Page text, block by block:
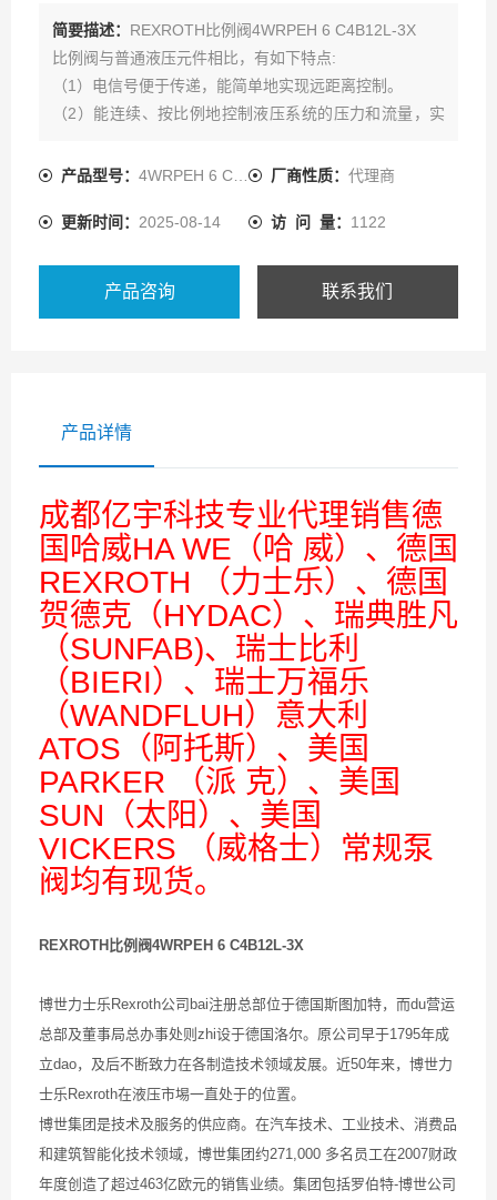
简要描述： REXROTH比例阀4WRPEH 6 C4B12L-3X
比例阀与普通液压元件相比，有如下特点:
（1）电信号便于传递，能简单地实现远距离控制。
（2）能连续、按比例地控制液压系统的压力和流量，实
变换时的冲击。
产品型号： 4WRPEH 6 C4B12L-3X/M/24F1 厂商性质： 代理商
更新时间： 2025-08-14 访 问 量： 1122
产品咨询 联系我们
产品详情
成都亿宇科技专业代理销售德
国哈威HA WE（哈 威）、德国
REXROTH （力士乐）、德国
贺德克（HYDAC）、瑞典胜凡
（SUNFAB)、瑞士比利
（BIERI）、瑞士万福乐
（WANDFLUH）意大利
ATOS（阿托斯）、美国
PARKER （派 克）、美国
SUN（太阳）、美国
VICKERS （威格士）常规泵
阀均有现货。
REXROTH比例阀4WRPEH 6 C4B12L-3X
博世力士乐Rexroth公司bai注册总部位于德国斯图加特，而du营运
总部及董事局总办事处则zhi设于德国洛尔。原公司早于1795年成
立dao，及后不断致力在各制造技术领域犮展。近50年来，博世力
士乐Rexroth在液压市埸一直处于的位置。
博世集团是技术及服务的供应商。在汽车技术、工业技术、消费品
和建筑智能化技术领域，博世集团约271,000 多名员工在2007财政
年度创造了超过463亿欧元的销售业绩。集团包括罗伯特-博世公司